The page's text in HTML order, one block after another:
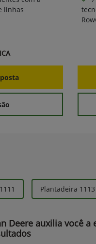
linhas
Plantadeira 1113
Deere auxilia você